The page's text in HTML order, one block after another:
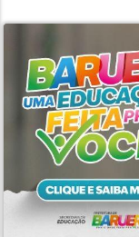
SEU SITE -
Termos de
Esse site utiliza
experiência de
entendemos
de Uso e
PARA MAIS
CLICANDO AQUI